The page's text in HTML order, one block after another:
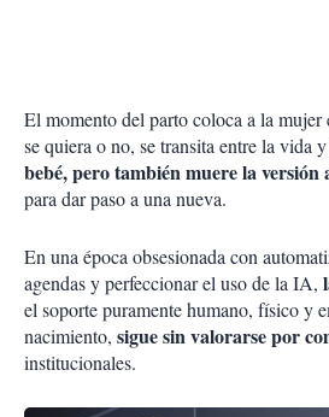
El momento del parto coloca a la mujer
se quiera o no, se transita entre la vida
bebé, pero también muere la versión
para dar paso a una nueva.
En una época obsesionada con
agendas y perfeccionar el uso de la IA,
el soporte puramente humano, físico y
nacimiento, sigue sin valorarse por
institucionales.